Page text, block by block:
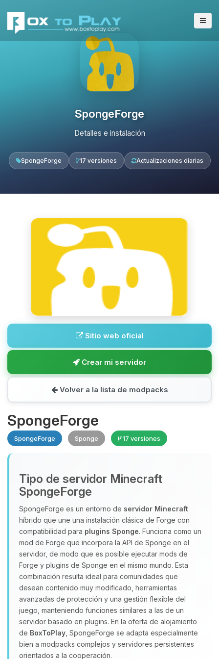
SpongeForge
Detalles e instalación
SpongeForge 17 versiones Actualizaciones diarias
Sitio web oficial
Crear mi servidor
Volver a la lista de modpacks
SpongeForge
SpongeForge Sponge 17 versiones
Tipo de servidor Minecraft
SpongeForge
SpongeForge es un entorno de servidor Minecraft
híbrido que une una instalación clásica de Forge con
compatibilidad para plugins Sponge. Funciona como un
mod de Forge que incorpora la API de Sponge en el
servidor, de modo que es posible ejecutar mods de
Forge y plugins de Sponge en el mismo mundo. Esta
combinación resulta ideal para comunidades que
desean contenido muy modificado, herramientas
avanzadas de protección y una gestión flexible del
juego, manteniendo funciones similares a las de un
servidor basado en plugins. En la oferta de alojamiento
de BoxToPlay , SpongeForge se adapta especialmente
bien a modpacks complejos y servidores persistentes
orientados a la cooperación.
Yupi, por fin alguien con quien
hablar! Soy Choupy, tu pequeno
asistente de BoxToPlay. Cuentame
que necesitas y moveré mis
pequenos circuitos para ayudarte.
07/08/2026 12:38